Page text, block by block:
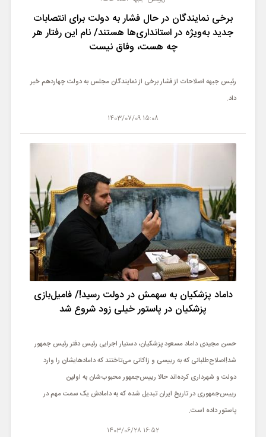
برخی نمایندگان در حال فشار به دولت برای انتصابات
جدید به‌ویژه در استانداری‌ها هستند/ نام این رفتار هر
چه هست، وفاق نیست
رئیس جبهه اصلاحات از فشار برخی از نمایندگان مجلس به دولت چهاردهم خبر
داد.
15:08 1403/07/09
داماد پزشکیان به سهمش در دولت رسید!/ فامیل‌بازی
پزشکیان در پاستور خیلی زود شروع شد
حسن مجیدی داماد مسعود پزشکیان، دستیار اجرایی رئیس دفتر رئیس جمهور
شد!اصلاح‌طلبانی که به رییسی و زاکانی می‌تاختند که دامادهایشان را وارد
دولت و شهرداری کرده‌اند حالا رییس‌جمهور محبوب‌شان به اولین
رییس‌جمهوری در تاریخ ایران تبدیل شده که به دامادش یک سمت مهم در
پاستور داده است‌.
16:52 1403/06/28